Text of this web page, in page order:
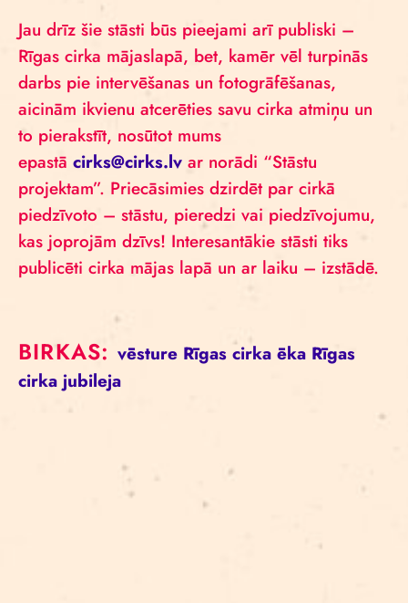
Jau drīz šie stāsti būs pieejami arī publiski –
Rīgas cirka mājaslapā, bet, kamēr vēl turpinās
darbs pie intervēšanas un fotogrāfēšanas,
aicinām ikvienu atcerēties savu cirka atmiņu un
to pierakstīt, nosūtot mums
epastā cirks@cirks.lv ar norādi “Stāstu
projektam”. Priecāsimies dzirdēt par cirkā
piedzīvoto – stāstu, pieredzi vai piedzīvojumu,
kas joprojām dzīvs! Interesantākie stāsti tiks
publicēti cirka mājas lapā un ar laiku – izstādē.
BIRKAS: vēsture Rīgas cirka ēka Rīgas
cirka jubileja